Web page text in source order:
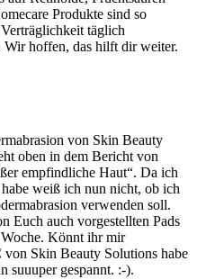
Produkte sind so
täglich
Wir hoffen, das hilft dir weiter.
von Skin Beauty
oben in dem Bericht von
empfindliche Haut“. Da ich
weiß ich nun nicht, ob ich
verwenden soll.
Euch auch vorgestellten Pads
Könnt ihr mir
Skin Beauty Solutions habe
suuuper gespannt. :-).